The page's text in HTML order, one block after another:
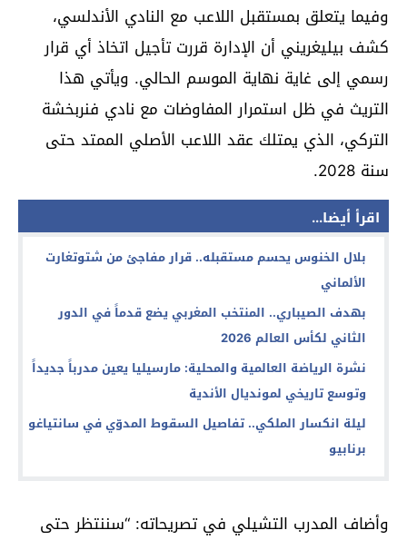
وفيما يتعلق بمستقبل اللاعب مع النادي الأندلسي،
كشف بيليغريني أن الإدارة قررت تأجيل اتخاذ أي قرار
رسمي إلى غاية نهاية الموسم الحالي. ويأتي هذا
التريث في ظل استمرار المفاوضات مع نادي فنربخشة
التركي، الذي يمتلك عقد اللاعب الأصلي الممتد حتى
سنة 2028.
اقرأ أيضا...
بلال الخنوس يحسم مستقبله.. قرار مفاجئ من شتوتغارت
الألماني
بهدف الصيباري.. المنتخب المغربي يضع قدماً في الدور
الثاني لكأس العالم 2026
نشرة الرياضة العالمية والمحلية: مارسيليا يعين مدرباً جديداً
وتوسع تاريخي لمونديال الأندية
ليلة انكسار الملكي.. تفاصيل السقوط المدوّي في سانتياغو
برنابيو
وأضاف المدرب التشيلي في تصريحاته: “سننتظر حتى